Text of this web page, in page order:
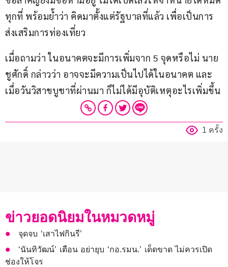
ทุกที่ พร้อมย้ำว่า คิดมาตั้งแต่รัฐบาลที่แล้ว เพื่อเป็นการ
ส่งเสริมการท่องเที่ยว
เมื่อถามว่า ในอนาคตจะมีการเพิ่มจาก 5 จุดหรือไม่ นาย
ชูศักดิ์ กล่าวว่า อาจจะมีความเป็นไปได้ในอนาคต และ
เมื่อวันวิสาขบูชาที่ผ่านมา ก็ไม่ได้มีอุบัติเหตุอะไรเพิ่มขึ้น
1 ครั้ง
ข่าวยอดนิยมในหมวดหมู่
จุดจบ ‘เสาไฟกินรี’
‘นันทิวัฒน์’ เตือน อย่ายุบ​ ‘กอ.รมน.’ เด็ดขาด​ ไม่ควรเปิด
ช่องให้โจร